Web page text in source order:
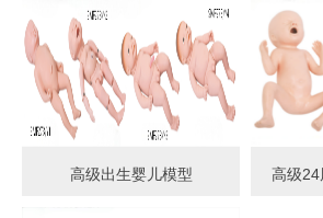
高级出生婴儿模型 高级24